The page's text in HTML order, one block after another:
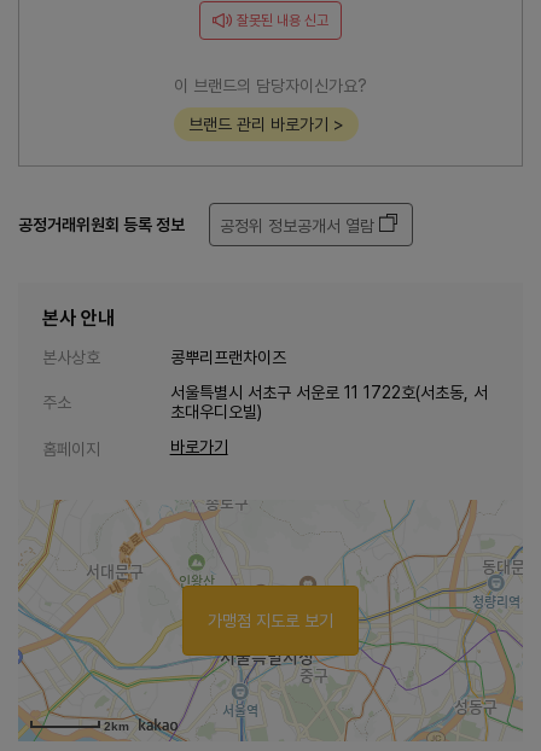
잘못된 내용 신고
이 브랜드의 담당자이신가요?
브랜드 관리 바로가기 >
공정거래위원회 등록 정보 공정위 정보공개서 열람
본사 안내
본사상호 콩뿌리프랜차이즈
주소
서울특별시 서초구 서운로 11 1722호(서초동, 서
초대우디오빌)
홈페이지
바로가기
2km
가맹점 지도로 보기